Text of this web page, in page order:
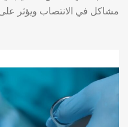
مشاكل في الانتصاب ويؤثر